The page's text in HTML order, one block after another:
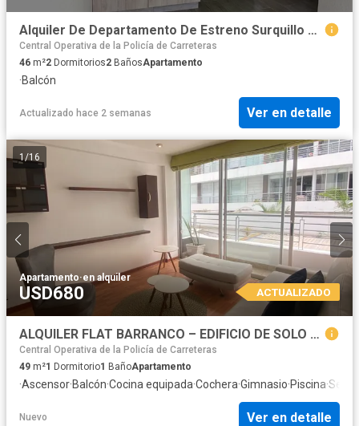
Alquiler De Departamento De Estreno Surquillo 2 Dorm Al Lado Del Hospital Inen
Central Operativa de la Policía de Carreteras
46 m²2 Dormitorios2 BañosApartamento
·Balcón
Actualizado hace 2 semanas Ver en detalle
1/16
Apartamento·en alquiler
USD680 ACTUALIZADO
ALQUILER FLAT BARRANCO – EDIFICIO DE SOLO 5 PISOS CON AREAS COMUNES
Central Operativa de la Policía de Carreteras
49 m²1 Dormitorio1 BañoApartamento
·Ascensor·Balcón·Cocina equipada·Cochera·Gimnasio·Piscina·
Nuevo Ver en detalle